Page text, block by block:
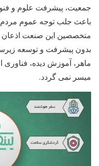
جمعيت، پيشرفت علوم و
باعث جلب توجه عموم
متخصصين اين صنعت
بدون پيشرفت و توسعه
ماهر، آموزش ديده، فناوری
ميسر نمی گردد.